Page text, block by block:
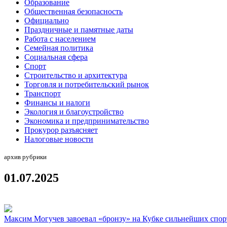
Образование
Общественная безопасность
Официально
Праздничные и памятные даты
Работа с населением
Семейная политика
Социальная сфера
Спорт
Строительство и архитектура
Торговля и потребительский рынок
Транспорт
Финансы и налоги
Экология и благоустройство
Экономика и предпринимательство
Прокурор разъясняет
Налоговые новости
архив рубрики
01.07.2025
Максим Могучев завоевал «бронзу» на Кубке сильнейших